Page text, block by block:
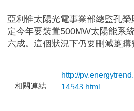
亞利惟太陽光電事業部總監孔
定今年要裝置500MW太陽能系
六成。這個狀況下仍要刪減躉購
相關連結
http://
14543.html